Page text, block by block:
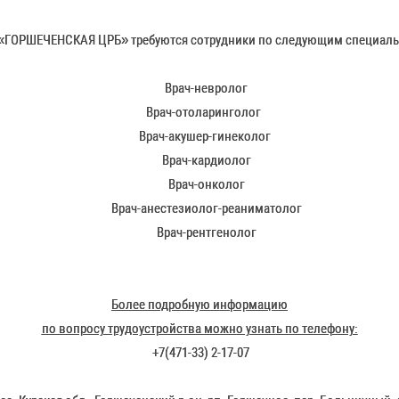
ЦРБ» требуются сотрудники по следующим
Врач-невролог
Врач-отоларинголог
Врач-акушер-гинеколог
Врач-кардиолог
Врач-онколог
Врач-анестезиолог-реаниматолог
Врач-рентгенолог
Более подробную информацию
по вопросу трудоустройства можно узнать по телефону:
+7(471-33) 2-17-07